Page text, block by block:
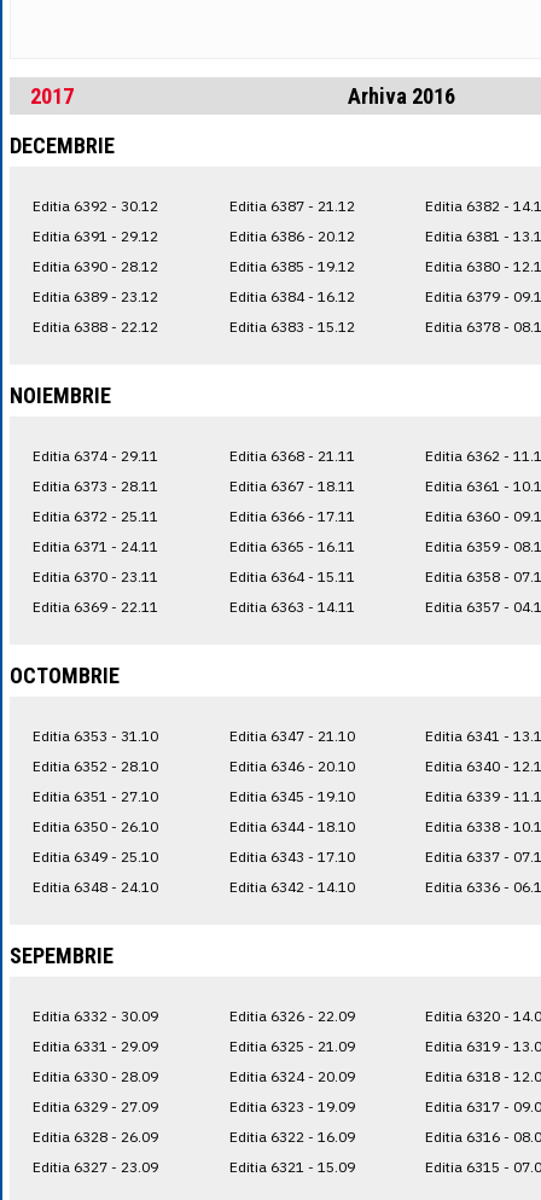
2017
Arhiva 2016
DECEMBRIE
Editia 6392 - 30.12
Editia 6391 - 29.12
Editia 6390 - 28.12
Editia 6389 - 23.12
Editia 6388 - 22.12
Editia 6387 - 21.12
Editia 6386 - 20.12
Editia 6385 - 19.12
Editia 6384 - 16.12
Editia 6383 - 15.12
Editia 6382 -
Editia 6381 -
Editia 6380 -
Editia 6379 -
Editia 6378 -
NOIEMBRIE
Editia 6374 - 29.11
Editia 6373 - 28.11
Editia 6372 - 25.11
Editia 6371 - 24.11
Editia 6370 - 23.11
Editia 6369 - 22.11
Editia 6368 - 21.11
Editia 6367 - 18.11
Editia 6366 - 17.11
Editia 6365 - 16.11
Editia 6364 - 15.11
Editia 6363 - 14.11
Editia 6362 -
Editia 6361 -
Editia 6360 -
Editia 6359 -
Editia 6358 -
Editia 6357 -
OCTOMBRIE
Editia 6353 - 31.10
Editia 6352 - 28.10
Editia 6351 - 27.10
Editia 6350 - 26.10
Editia 6349 - 25.10
Editia 6348 - 24.10
Editia 6347 - 21.10
Editia 6346 - 20.10
Editia 6345 - 19.10
Editia 6344 - 18.10
Editia 6343 - 17.10
Editia 6342 - 14.10
Editia 6341 -
Editia 6340 -
Editia 6339 -
Editia 6338 -
Editia 6337 -
Editia 6336 -
SEPEMBRIE
Editia 6332 - 30.09
Editia 6331 - 29.09
Editia 6330 - 28.09
Editia 6329 - 27.09
Editia 6328 - 26.09
Editia 6327 - 23.09
Editia 6326 - 22.09
Editia 6325 - 21.09
Editia 6324 - 20.09
Editia 6323 - 19.09
Editia 6322 - 16.09
Editia 6321 - 15.09
Editia 6320 -
Editia 6319 -
Editia 6318 -
Editia 6317 -
Editia 6316 -
Editia 6315 -